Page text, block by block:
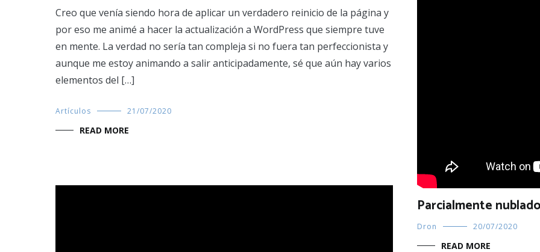
Creo que venía siendo hora de aplicar un verdadero reinicio de la página y
por eso me animé a hacer la actualización a WordPress que siempre tuve
en mente. La verdad no sería tan compleja si no fuera tan perfeccionista y
aunque me estoy animando a salir anticipadamente, sé que aún hay varios
elementos del […]
Artículos 21/07/2020
READ MORE
Parcialmente nublado
Dron 20/07/2020
READ MORE